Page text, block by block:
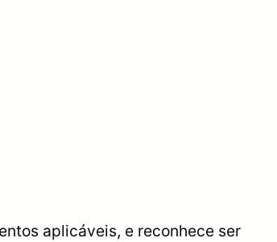
aplicáveis, e reconhece ser